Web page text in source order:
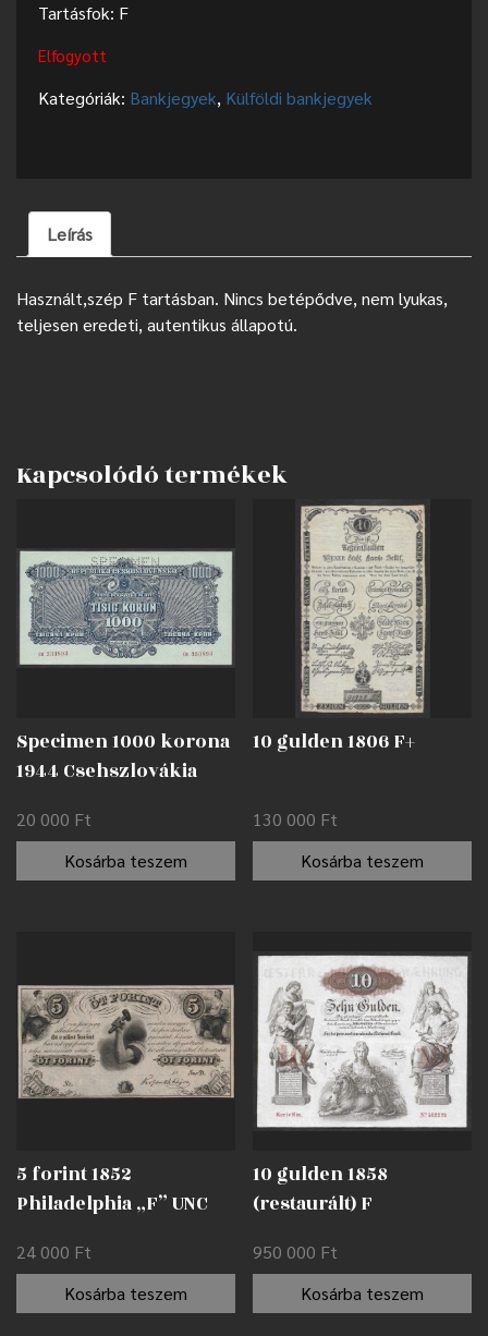
Tartásfok: F
Elfogyott
Kategóriák: Bankjegyek, Külföldi bankjegyek
Leírás
Használt,szép F tartásban. Nincs betépődve, nem lyukas,
teljesen eredeti, autentikus állapotú.
Kapcsolódó termékek
Specimen 1000 korona
1944 Csehszlovákia
20 000 Ft
Kosárba teszem
10 gulden 1806 F+
130 000 Ft
Kosárba teszem
5 forint 1852
Philadelphia „F” UNC
24 000 Ft
Kosárba teszem
10 gulden 1858
(restaurált) F
950 000 Ft
Kosárba teszem